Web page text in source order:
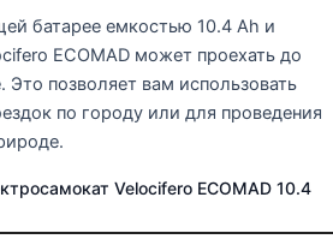
батарее емкостью 10.4 Ah и
ECOMAD может проехать до
позволяет вам использовать
по городу или для проведения
Velocifero ECOMAD 10.4